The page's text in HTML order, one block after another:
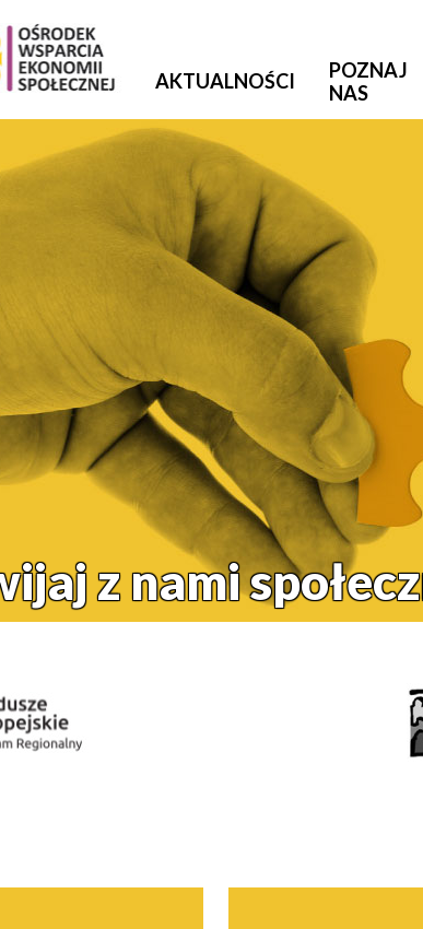
AKTUALNOŚCI
POZNAJ
NAS
z nami